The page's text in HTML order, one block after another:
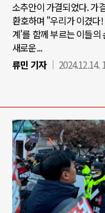
소추안이 가결되었다. 가
환호하며 "우리가 이겼다
계'를 함께 부르는 이들의
새로운...
류민 기자
2024.12.14.